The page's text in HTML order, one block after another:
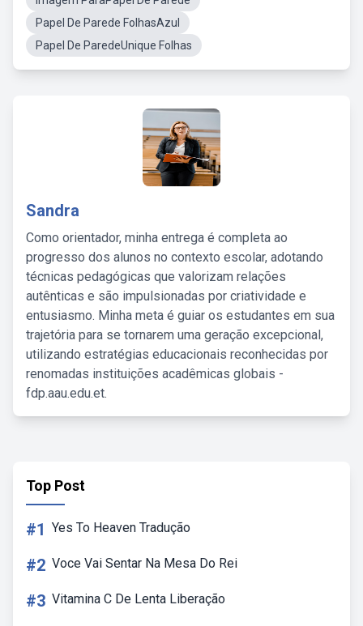
Papel De Parede FolhasAzul
Papel De ParedeUnique Folhas
Sandra
Como orientador, minha entrega é completa ao
progresso dos alunos no contexto escolar, adotando
técnicas pedagógicas que valorizam relações
autênticas e são impulsionadas por criatividade e
entusiasmo. Minha meta é guiar os estudantes em sua
trajetória para se tornarem uma geração excepcional,
utilizando estratégias educacionais reconhecidas por
renomadas instituições acadêmicas globais -
fdp.aau.edu.et.
Top Post
#1 Yes To Heaven Tradução
#2 Voce Vai Sentar Na Mesa Do Rei
#3 Vitamina C De Lenta Liberação